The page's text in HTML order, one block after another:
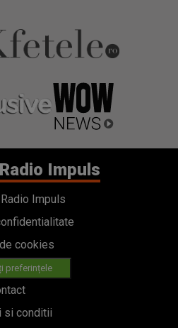
Impuls
Impuls
cookies
preferințele
si conditii